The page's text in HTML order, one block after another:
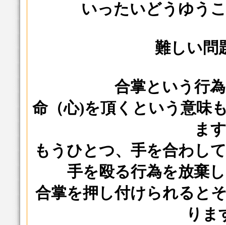
いったいどうゆう
難しい問
合掌という行
命（心)を頂くという意味
ま
もうひとつ、手を合わし
手を殴る行為を放棄
合掌を押し付けられると
りま